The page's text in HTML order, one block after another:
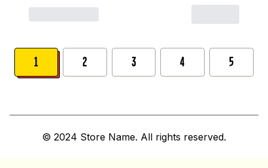
1 2 3 4 5
© 2024 Store Name. All rights reserved.